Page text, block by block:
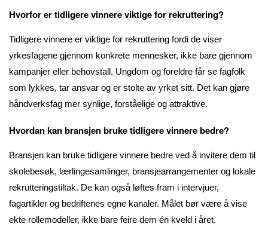
Hvorfor er tidligere vinnere viktige for rekruttering?
Tidligere vinnere er viktige for rekruttering fordi de viser
yrkesfagene gjennom konkrete mennesker, ikke bare gjennom
kampanjer eller behovstall. Ungdom og foreldre får se fagfolk
som lykkes, tar ansvar og er stolte av yrket sitt. Det kan gjøre
håndverksfag mer synlige, forståelige og attraktive.
Hvordan kan bransjen bruke tidligere vinnere bedre?
Bransjen kan bruke tidligere vinnere bedre ved å invitere dem til
skolebesøk, lærlingesamlinger, bransjearrangementer og lokale
rekrutteringstiltak. De kan også løftes fram i intervjuer,
fagartikler og bedriftenes egne kanaler. Målet bør være å vise
ekte rollemodeller, ikke bare feire dem én kveld i året.